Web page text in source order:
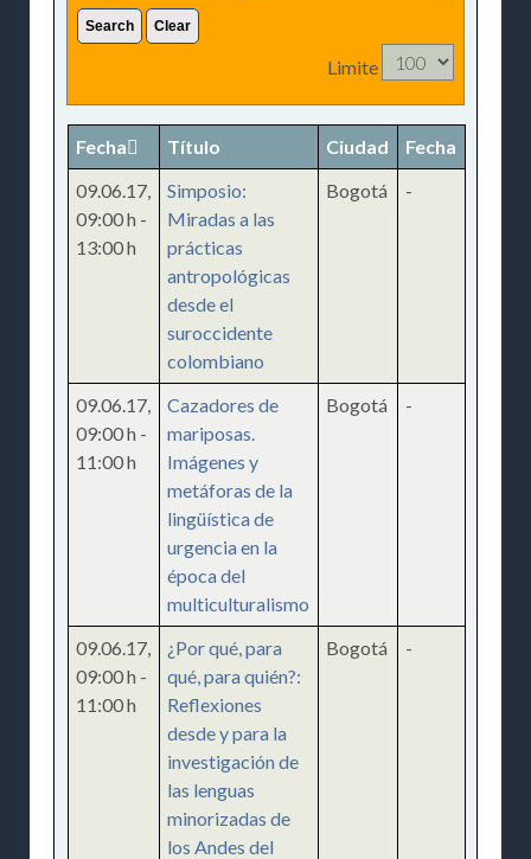
Search Clear
Limite
Fecha Título Ciudad
Fecha
09.06.17,
09:00 h -
13:00 h
Simposio:
Miradas a las
prácticas
antropológicas
desde el
suroccidente
colombiano
Bogotá -
09.06.17,
09:00 h -
11:00 h
Cazadores de
mariposas.
Imágenes y
metáforas de la
lingüística de
urgencia en la
época del
multiculturalismo
Bogotá -
09.06.17,
09:00 h -
11:00 h
¿Por qué, para
qué, para quién?:
Reflexiones
desde y para la
investigación de
las lenguas
minorizadas de
los Andes del
Bogotá -